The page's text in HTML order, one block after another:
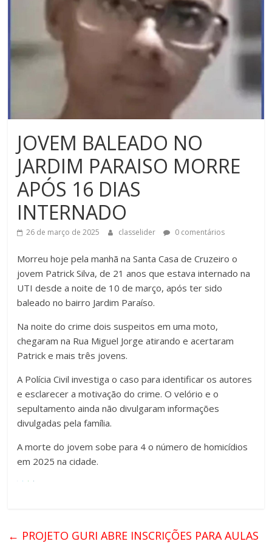
JOVEM BALEADO NO
JARDIM PARAISO MORRE
APÓS 16 DIAS
INTERNADO
26 de março de 2025 classelider 0 comentários
Morreu hoje pela manhã na Santa Casa de Cruzeiro o
jovem Patrick Silva, de 21 anos que estava internado na
UTI desde a noite de 10 de março, após ter sido
baleado no bairro Jardim Paraíso.
Na noite do crime dois suspeitos em uma moto,
chegaram na Rua Miguel Jorge atirando e acertaram
Patrick e mais três jovens.
A Polícia Civil investiga o caso para identificar os autores
e esclarecer a motivação do crime. O velório e o
sepultamento ainda não divulgaram informações
divulgadas pela família.
A morte do jovem sobe para 4 o número de homicídios
em 2025 na cidade.
← PROJETO GURI ABRE INSCRIÇÕES PARA AULAS